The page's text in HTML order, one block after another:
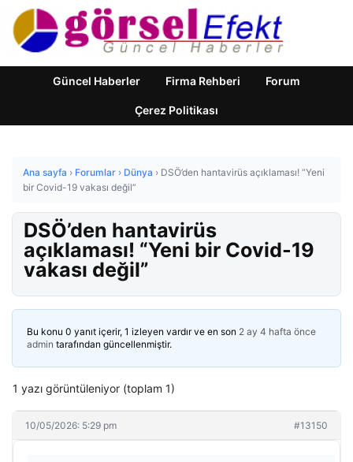
Güncel Haberler Firma Rehberi Forum
Çerez Politikası
Ana sayfa › Forumlar › Dünya › DSÖ’den hantavirüs açıklaması! “Yeni
bir Covid-19 vakası değil”
DSÖ’den hantavirüs
açıklaması! “Yeni bir Covid-19
vakası değil”
Bu konu 0 yanıt içerir, 1 izleyen vardır ve en son 2 ay 4 hafta önce
admin tarafından güncellenmiştir.
1 yazı görüntüleniyor (toplam 1)
10/05/2026: 5:29 pm #13150